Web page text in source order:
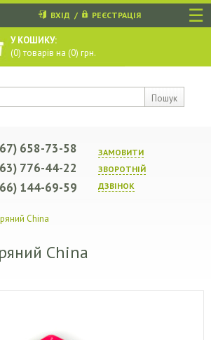
☰
Пошук
ВХІД / РЕЄСТРАЦІЯ
У КОШИКУ:
(0) товарів на (0) грн.
ЗАМОВИТИ
ЗВОРОТНIЙ
ДЗВIНОК
658-73-58
776-44-22
144-69-59
China
China